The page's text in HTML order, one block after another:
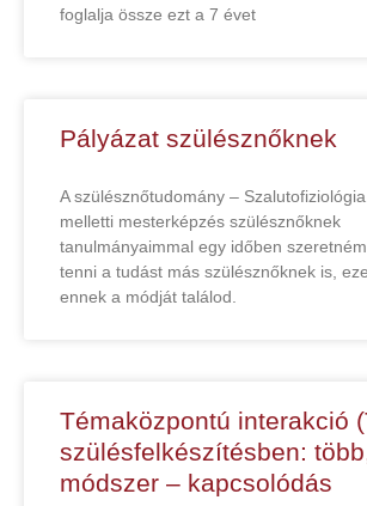
foglalja össze ezt a 7 évet
Pályázat szülésznőknek
A szülésznőtudomány –
melletti mesterképzés szülésznőknek
tanulmányaimmal egy időben
tenni a tudást más szülésznőknek is,
ennek a módját találod.
Témaközpontú interakció
szülésfelkészítésben:
módszer – kapcsolódás